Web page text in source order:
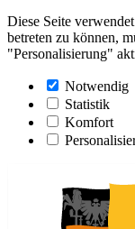
Diese Seite
betreten zu können,
"Personalisierung"
Notwendig
Statistik
Komfort